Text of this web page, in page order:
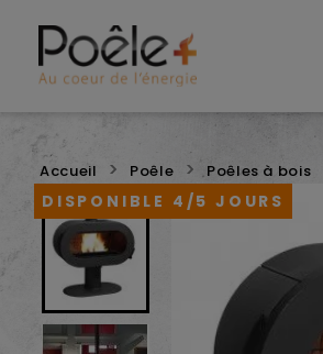
Accueil Poêle Poêles à bois
DISPONIBLE 4/5 JOURS